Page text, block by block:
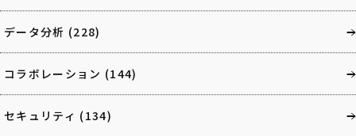
データ分析 (228)
コラボレーション (144)
セキュリティ (134)